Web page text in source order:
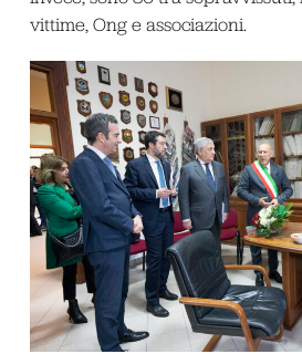
vittime, Ong e associazioni.